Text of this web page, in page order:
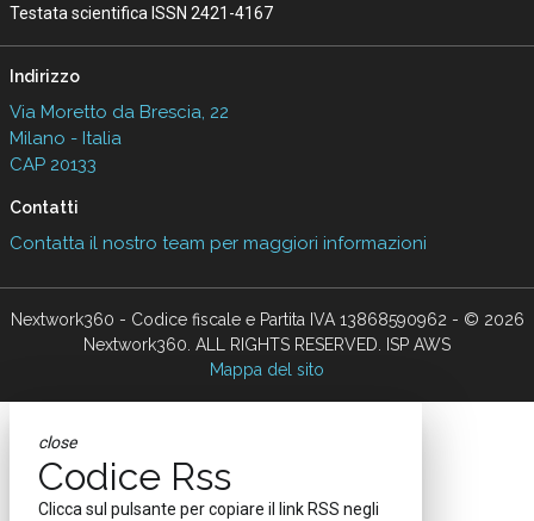
Testata scientifica ISSN 2421-4167
Indirizzo
Via Moretto da Brescia, 22
Milano - Italia
CAP 20133
Contatti
Contatta il nostro team per maggiori informazioni
Nextwork360 - Codice fiscale e Partita IVA 13868590962 - © 2026
Nextwork360. ALL RIGHTS RESERVED. ISP AWS
Mappa del sito
close
Codice Rss
Clicca sul pulsante per copiare il link RSS negli